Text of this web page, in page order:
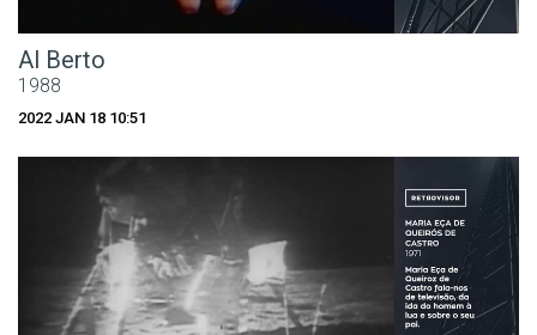
Al Berto
1988
2022 JAN 18 10:51